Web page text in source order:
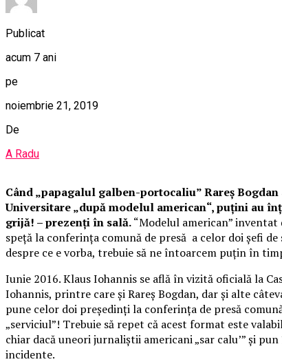
Publicat
acum 7 ani
pe
noiembrie 21, 2019
De
A Radu
Când „papagalul galben-portocaliu” Rareș
Universitare „după modelul american“, puțini au
grijă! – prezenți în sală.“Modelul american”
speță la conferința comună de presă a celor doi șefi
despre ce e vorba, trebuie să ne întoarcem puțin în
Iunie 2016. Klaus Iohannis se află în vizită oficială la
Iohannis, printre care și Rareș Bogdan, dar și alte
pune celor doi președinți la conferința de presă
„serviciul”! Trebuie să repet că acest format este
chiar dacă uneori jurnaliștii americani „sar calu’” și
incidente.